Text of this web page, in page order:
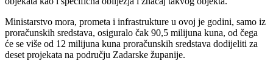
Ministarstvo mora, prometa i infrastrukture u ovoj je godini, samo iz
proračunskih sredstava, osiguralo čak 90,5 milijuna kuna, od čega
će se više od 12 milijuna kuna proračunskih sredstava dodijeliti za
deset projekata na području Zadarske županije.